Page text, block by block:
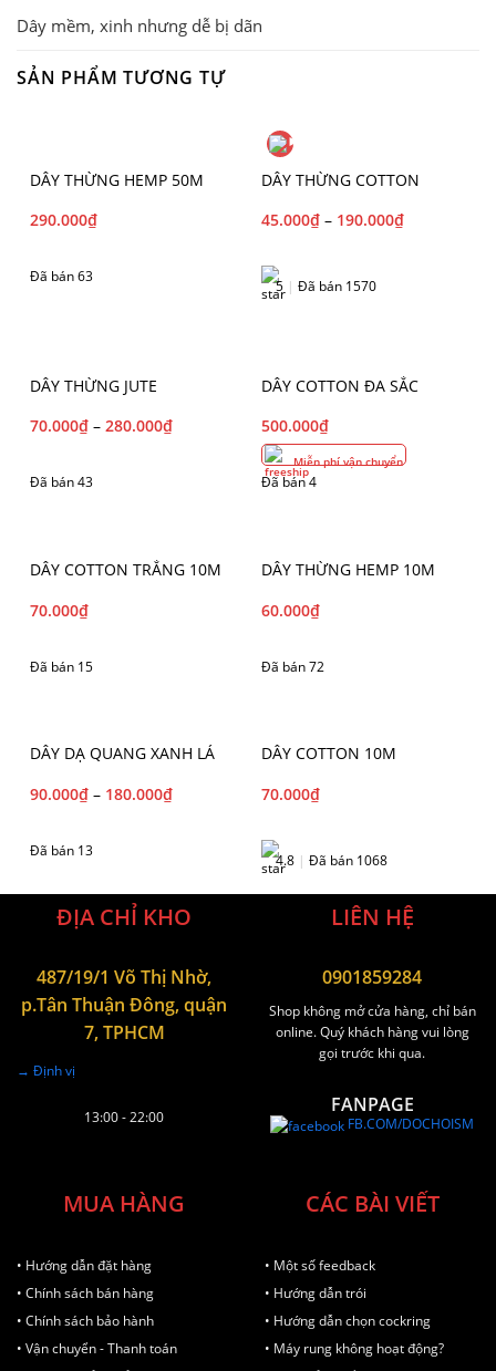
Dây mềm, xinh nhưng dễ bị dãn
SẢN PHẨM TƯƠNG TỰ
DÂY THỪNG HEMP 50M
290.000₫
Đã bán 63
DÂY THỪNG COTTON
45.000₫ – 190.000₫
5 | Đã bán 1570
DÂY THỪNG JUTE
70.000₫ – 280.000₫
Đã bán 43
DÂY COTTON ĐA SẮC
500.000₫
Miễn phí vận chuyển
Đã bán 4
DÂY COTTON TRẮNG 10M
70.000₫
Đã bán 15
DÂY THỪNG HEMP 10M
60.000₫
Đã bán 72
DÂY DẠ QUANG XANH LÁ
90.000₫ – 180.000₫
Đã bán 13
DÂY COTTON 10M
70.000₫
4.8 | Đã bán 1068
ĐỊA CHỈ KHO
487/19/1 Võ Thị Nhờ,
p.Tân Thuận Đông, quận
7, TPHCM
→ Định vị
13:00 - 22:00
LIÊN HỆ
0901859284
Shop không mở cửa hàng, chỉ bán
online. Quý khách hàng vui lòng
gọi trước khi qua.
FANPAGE
FB.COM/DOCHOISM
MUA HÀNG
• Hướng dẫn đặt hàng
• Chính sách bán hàng
• Chính sách bảo hành
• Vận chuyển - Thanh toán
CÁC BÀI VIẾT
• Một số feedback
• Hướng dẫn trói
• Hướng dẫn chọn cockring
• Máy rung không hoạt động?